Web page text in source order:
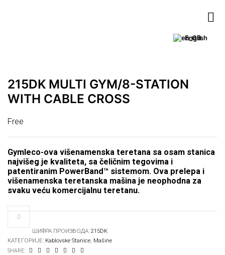
English
215DK MULTI GYM/8-STATION
WITH CABLE CROSS
Free
Gymleco-ova višenamenska teretana sa osam stanica
najvišeg je kvaliteta, sa čeličnim tegovima i
patentiranim PowerBand™ sistemom. Ova prelepa i
višenamenska teretanska mašina je neophodna za
svaku veću komercijalnu teretanu.
ШИФРА ПРОИЗВОДА: 215DK
КАТЕГОРИЈЕ: Kablovske Stanice, Mašine
SHARE: